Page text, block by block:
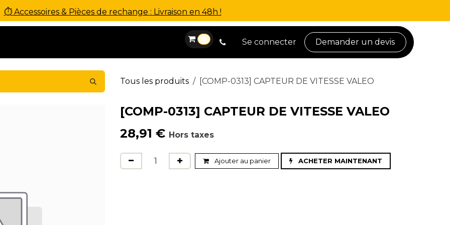
⏱ Accessoires & Pièces de rechange : Livraison en 48h !
0 Se connecter Demander un devis
Tous les produits [COMP-0313] CAPTEUR DE VITESSE VALEO
[COMP-0313] CAPTEUR DE VITESSE VALEO
28,91 € Hors taxes
Ajouter au panier ACHETER MAINTENANT